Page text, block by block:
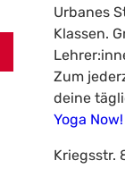
Urbanes
Klassen.
Zum
deine
Yoga Now!
Kriegsstr.